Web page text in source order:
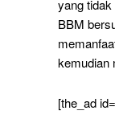
yang
BBM
kemudian
[the_ad